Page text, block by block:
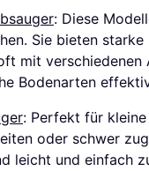
: Diese
Sie bieten starke
mit verschiedenen
Bodenarten
: Perfekt für kleine
oder schwer
leicht und einfach